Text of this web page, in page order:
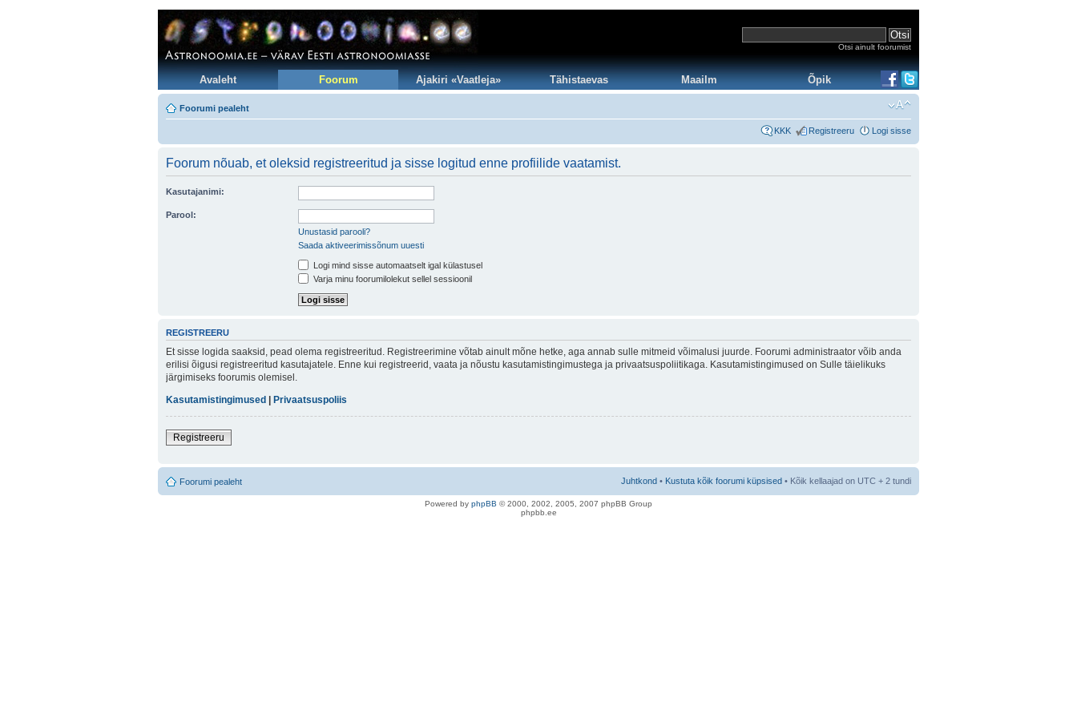
Otsi ainult foorumist
Avaleht Foorum Ajakiri «Vaatleja» Tähistaevas Maailm Õpik
Foorumi pealeht
KKK Registreeru Logi sisse
Foorum nõuab, et oleksid registreeritud ja sisse logitud enne profiilide vaatamist.
Kasutajanimi:
Parool:
Unustasid parooli?
Saada aktiveerimissõnum uuesti
Logi mind sisse automaatselt igal külastusel
Varja minu foorumilolekut sellel sessioonil
REGISTREERU
Et sisse logida saaksid, pead olema registreeritud. Registreerimine võtab ainult mõne hetke, aga annab sulle mitmeid võimalusi juurde. Foorumi administraator võib anda
erilisi õigusi registreeritud kasutajatele. Enne kui registreerid, vaata ja nõustu kasutamistingimustega ja privaatsuspoliitikaga. Kasutamistingimused on Sulle täielikuks
järgimiseks foorumis olemisel.
Kasutamistingimused | Privaatsuspoliis
Registreeru
Foorumi pealeht Juhtkond • Kustuta kõik foorumi küpsised • Kõik kellaajad on UTC + 2 tundi
Powered by phpBB © 2000, 2002, 2005, 2007 phpBB Group
phpbb.ee